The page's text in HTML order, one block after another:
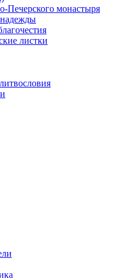
Печерского монастыря
надежды
листки